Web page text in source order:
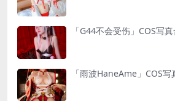
「G44不会受伤」COS写
「雨波HaneAme」COS